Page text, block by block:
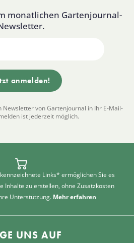
monatlichen Gartenjournal-
Newsletter von Gartenjournal in Ihr E-Mail-
ist jederzeit möglich.
Links* ermöglichen Sie es
Inhalte zu erstellen, ohne Zusatzkosten
Unterstützung. Mehr erfahren
UNS AUF